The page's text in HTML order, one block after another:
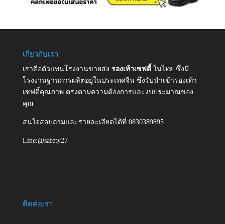
เกี่ยวกับเรา
เราคือตัวแทนโรงงานขายส่ง รองเท้าเซฟตี้ ในไทย ซึ่งมี
โรงงานฐานการผลิตอยู่ในประเทศจีน ซึ่งรับนำเข้ารองเท้า
เซฟตี้คุณภาพ ตรงตามความต้องการและงบประมาณของ
คุณ
สนใจสอบถามและรายละเอียดได้ที่ 0830389895
Line:@safety27
ติดต่อเรา